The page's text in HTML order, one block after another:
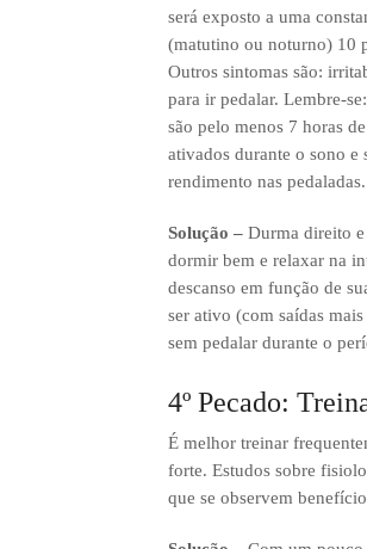
será exposto a uma
(matutino ou noturno) 10
Outros sintomas são:
para ir pedalar. Lembre-
são pelo menos 7 horas
ativados durante o sono
rendimento nas pedaladas.
Solução – Durma direito e
dormir bem e relaxar na
descanso em função de
ser ativo (com saídas
sem pedalar durante o
4º Pecado:
É melhor treinar
forte. Estudos sobre
que se observem